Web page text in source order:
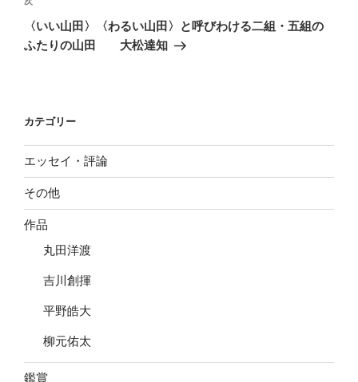
ゲ
ー
の
投
〈いい山田〉〈わるい山田〉と呼びわける二組・五組の
ふたりの山田 大松達知
カテゴリー
エッセイ・評論
その他
作品
丸田洋渡
吉川創揮
平野皓大
柳元佑太
鑑賞